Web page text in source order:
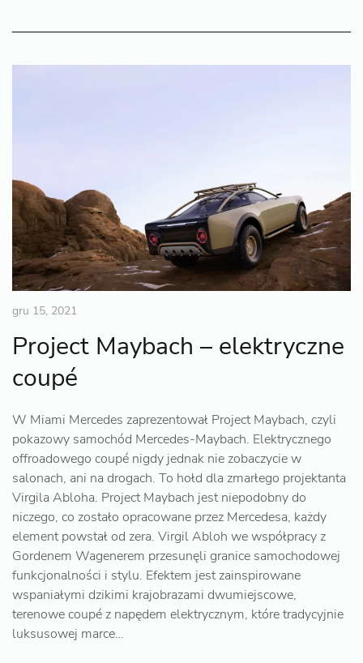
gru 15, 2021
Project Maybach – elektryczne
coupé
W Miami Mercedes zaprezentował Project Maybach, czyli
pokazowy samochód Mercedes-Maybach. Elektrycznego
offroadowego coupé nigdy jednak nie zobaczycie w
salonach, ani na drogach. To hołd dla zmarłego projektanta
Virgila Abloha. Project Maybach jest niepodobny do
niczego, co zostało opracowane przez Mercedesa, każdy
element powstał od zera. Virgil Abloh we współpracy z
Gordenem Wagenerem przesunęli granice samochodowej
funkcjonalności i stylu. Efektem jest zainspirowane
wspaniałymi dzikimi krajobrazami dwumiejscowe,
terenowe coupé z napędem elektrycznym, które tradycyjnie
luksusowej marce…